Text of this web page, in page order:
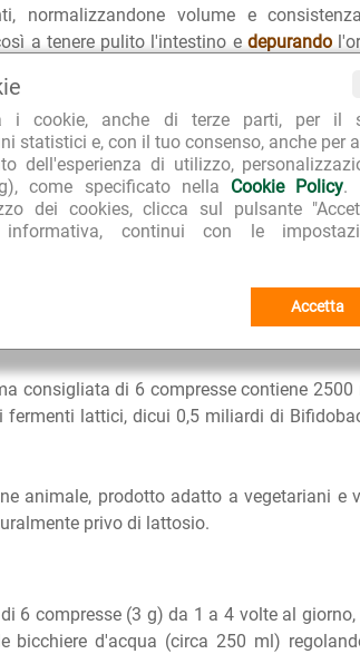
i cookie, anche di terze parti, per il
statistici e, con il tuo consenso, anche per
dell'esperienza di utilizzo,
come specificato nella Cookie Policy.
dei cookies, clicca sul pulsante
informativa, continui con le
Accetta
normalizzandone volume e
a tenere pulito l'intestino e depurando
dell'alga marina Gelidium amansii: la
agar è capace di assorbire circa 200
lassativo. Non agisce però come un
fecale, che attiva laperistalsiper una facile
lassativa meccanica, per ottenere
gelatina le feci vecchie accumulate, tiene
possono essere utili per riequilibrare la
Nel nostro apparato
batteri salutari sono il Lactobacillus
di rilievo nella salute: è strettamente
immunitario, sul carico di tossine e
consigliata di 6 compresse contiene
fermenti lattici, dicui 0,5 miliardi di
animale, prodotto adatto a vegetariani e
privo di lattosio.
6 compresse (3 g) da 1 a 4 volte al
bicchiere d'acqua (circa 250 ml)